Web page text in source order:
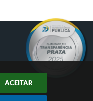
ACEITAR